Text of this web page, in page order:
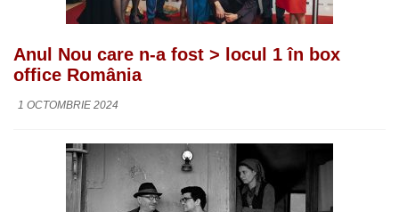
Anul Nou care n-a fost > locul 1 în box
office România
1 OCTOMBRIE 2024